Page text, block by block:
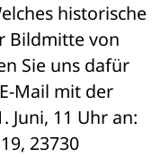
historische
Bildmitte von
Sie uns dafür
Mail mit der
Juni, 11 Uhr an:
23730